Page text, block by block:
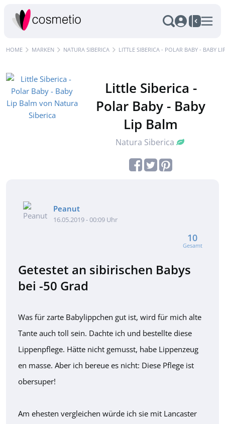
HOME MARKEN NATURA SIBERICA LITTLE SIBERICA - POLAR BABY - BABY
Little Siberica -
Polar Baby - Baby
Lip Balm
Natura Siberica
Peanut
16.05.2019 - 00:09 Uhr
10
Gesamt
Getestet an sibirischen Babys
bei -50 Grad
Was für zarte Babylippchen gut ist, wird für mich alte
Tante auch toll sein. Dachte ich und bestellte diese
Lippenpflege. Hätte nicht gemusst, habe Lippenzeug
en masse. Aber ich bereue es nicht: Diese Pflege ist
obersuper!
Am ehesten vergleichen würde ich sie mit Lancaster